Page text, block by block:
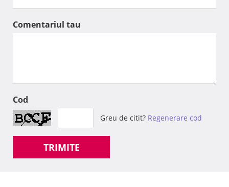
Comentariul tau
Cod
Greu de citit? Regenerare cod
TRIMITE